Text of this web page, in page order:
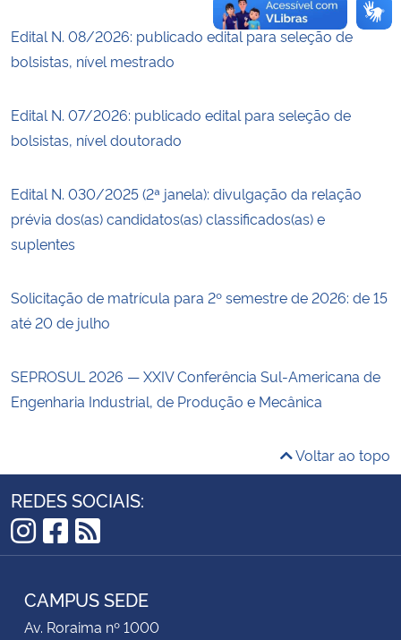
Edital N. 08/2026: publicado edital para seleção de
bolsistas, nível mestrado
Edital N. 07/2026: publicado edital para seleção de
bolsistas, nível doutorado
Edital N. 030/2025 (2ª janela): divulgação da relação
prévia dos(as) candidatos(as) classificados(as) e
suplentes
Solicitação de matrícula para 2º semestre de 2026: de 15
até 20 de julho
SEPROSUL 2026 — XXIV Conferência Sul-Americana de
Engenharia Industrial, de Produção e Mecânica
Voltar ao topo
REDES SOCIAIS:
Instagram
Facebook
RSS
CAMPUS SEDE
Av. Roraima nº 1000